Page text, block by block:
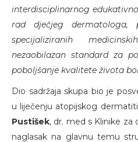
interdisciplinarnog
rad dječjeg dermatologa,
specijaliziranih
nezaobilazan standard za
poboljšanje kvalitete života
Dio sadržaja skupa bio je
u liječenju atopijskog
Pustišek, dr. med s Klinike za
naglasak na glavnu temu